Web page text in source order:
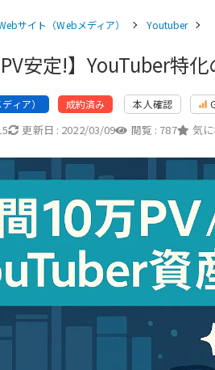
サイト（Webメディア） Youtuber
PV安定!】YouTuber特
ィア） 成約済み 本人確認
更新日 : 2022/03/09 閲覧 : 787 気